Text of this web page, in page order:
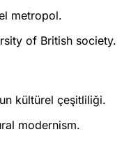
metropol.
of British society.
kültürel çeşitliliği.
modernism.